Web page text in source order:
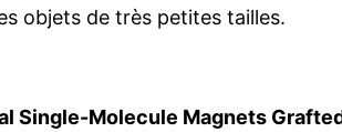
objets de très petites tailles.
Single-Molecule Magnets